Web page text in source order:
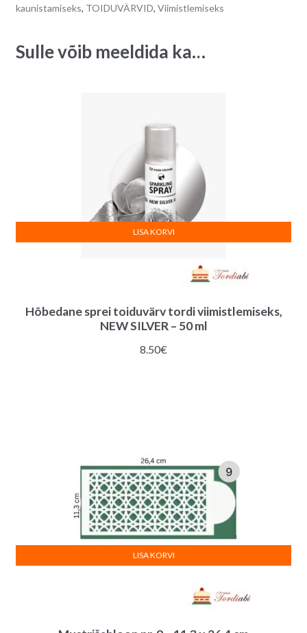
kaunistamiseks, TOIDUVÄRVID, Viimistlemiseks
Sulle võib meeldida ka…
Hõbedane sprei toiduvärv tordi viimistlemiseks,
NEW SILVER – 50 ml
8.50€
LISA KORVI
LISA KORVI